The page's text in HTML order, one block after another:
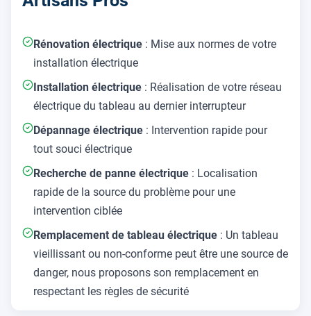
Rénovation électrique : Mise aux normes de votre
installation électrique
Installation électrique : Réalisation de votre réseau
électrique du tableau au dernier interrupteur
Dépannage électrique : Intervention rapide pour
tout souci électrique
Recherche de panne électrique : Localisation
rapide de la source du problème pour une
intervention ciblée
Remplacement de tableau électrique : Un tableau
vieillissant ou non-conforme peut être une source de
danger, nous proposons son remplacement en
respectant les règles de sécurité